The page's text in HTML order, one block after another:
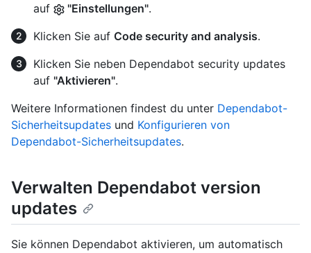
auf
"Einstellungen".
Klicken Sie auf Code security and analysis.
Klicken Sie neben Dependabot security updates
auf "Aktivieren".
Weitere Informationen findest du unter Dependabot-
Sicherheitsupdates und Konfigurieren von
Dependabot-Sicherheitsupdates.
Verwalten Dependabot version
updates
Sie können Dependabot aktivieren, um automatisch